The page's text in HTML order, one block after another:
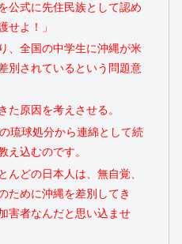
公式に先住民族として認め
せよ！」
、全国の中学生に沖縄が米
別されているという問題意
原因を考えさせる。
琉球処分から連綿として続
込むのです。
どの日本人は、無自覚、
ために沖縄を差別してき
害者なんだと思い込ませ